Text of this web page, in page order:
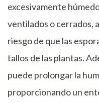
excesivamente
ventilados o cerrados,
riesgo de que las
tallos de las plantas.
puede prolongar la
proporcionando un